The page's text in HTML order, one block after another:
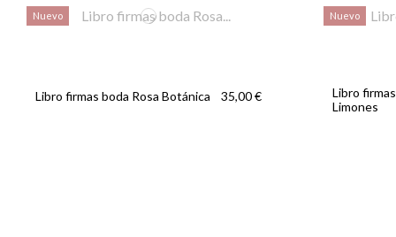
Nuevo
Libro firmas boda Rosa Botánica 35,00 €
Nuevo
Libro
Limones